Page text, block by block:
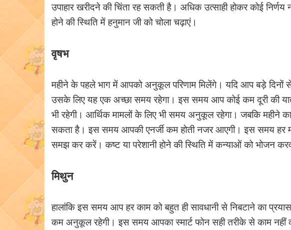
उपाहार खरीदने की चिंता रह सकती है। अधिक उत्साही होकर कोई
होने की स्थिति में हनुमान जी को चोला चढ़ाएं।
वृषभ
महीने के पहले भाग में आपको अनुकूल परिणाम मिलेंगे। यदि आप बड़े दिनों
उसके लिए यह एक अच्छा समय रहेगा। इस समय आप कोई कम दूरी की
भी रहेगी। आर्थिक मामलों के लिए भी समय अनुकूल रहेगा। जबकि महीने
सकता है। इस समय आपकी एनर्जी कम होती नजर आएगी। इस समय
समझ कर करें। कष्ट या परेशानी होने की स्थिति में कन्याओं को भोजन
मिथुन
हालांकि इस समय आप हर काम को बहुत ही सावधानी से निबटाने का
कम अनुकूल रहेगी। इस समय आपका स्मार्ट फोन सही तरीके से काम